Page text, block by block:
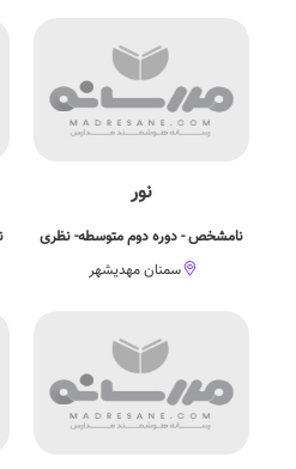
نور
نامشخص - دوره دوم متوسطه- نظری
سمنان مهدیشهر